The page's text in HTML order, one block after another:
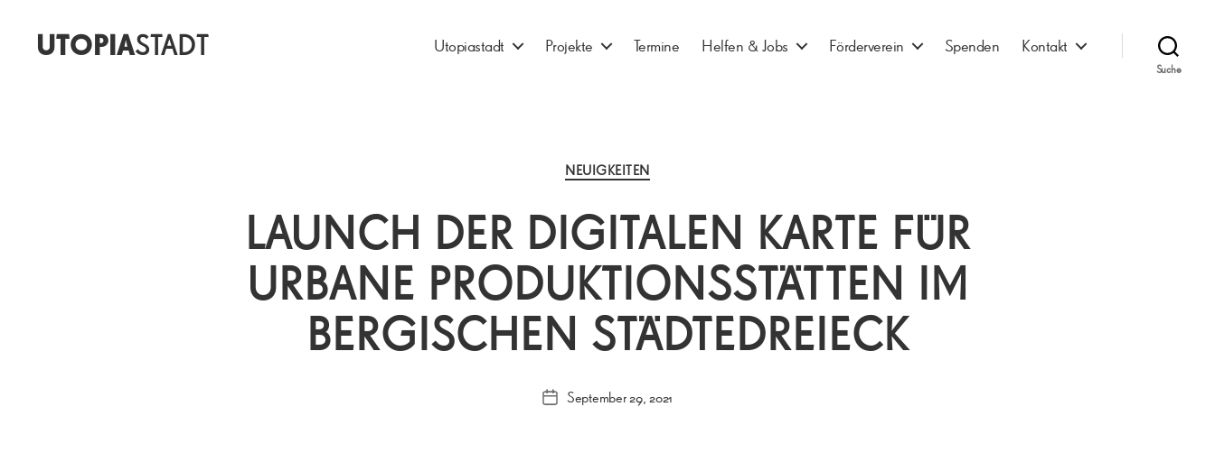
UTOPIASTADT Utopiastadt Projekte Termine Helfen & Jobs Förderverein Spenden Kontakt
Suche
Kategorien
NEUIGKEITEN
LAUNCH DER DIGITALEN KARTE FÜR
URBANE PRODUKTIONSSTÄTTEN IM
BERGISCHEN STÄDTEDREIECK
Veröffentlichungsdatum
September 29, 2021